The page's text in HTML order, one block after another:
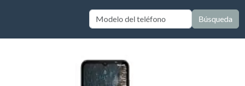
Búsqueda